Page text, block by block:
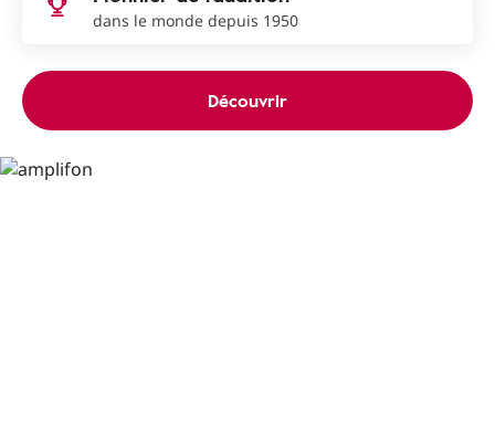
dans le monde depuis 1950
Découvrir